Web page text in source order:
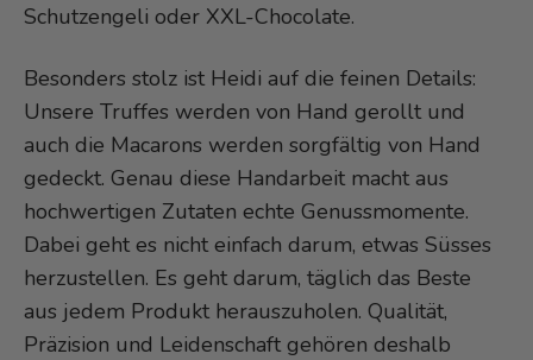
Schutzengeli oder XXL-Chocolate.
Besonders stolz ist Heidi auf die feinen Details:
Unsere Truffes werden von Hand gerollt und
auch die Macarons werden sorgfältig von Hand
gedeckt. Genau diese Handarbeit macht aus
hochwertigen Zutaten echte Genussmomente.
Dabei geht es nicht einfach darum, etwas Süsses
herzustellen. Es geht darum, täglich das Beste
aus jedem Produkt herauszuholen. Qualität,
Präzision und Leidenschaft gehören deshalb